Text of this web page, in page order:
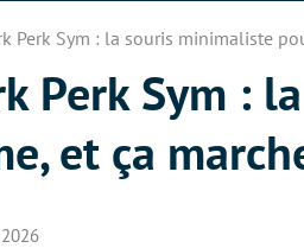
Perk Sym : la souris minimaliste
Perk Sym :
et ça